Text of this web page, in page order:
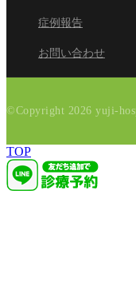
症例報告
お問い合わせ
©Copyright 2026 yuji-
TOP